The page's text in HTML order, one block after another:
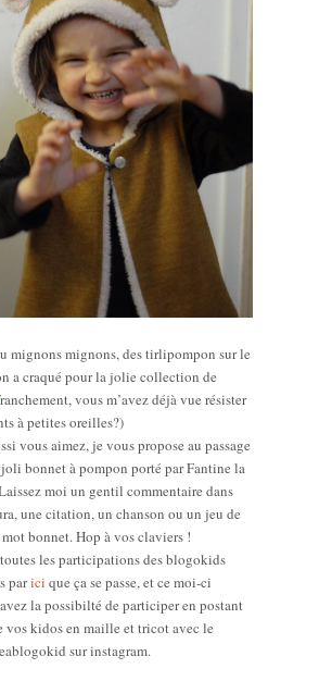
mignons mignons, des tirlipompon sur le
a craqué pour la jolie collection de
vous m’avez déjà vue résister
à petites oreilles?)
vous aimez, je vous propose au passage
bonnet à pompon porté par Fantine la
moi un gentil commentaire dans
une citation, un chanson ou un jeu de
bonnet. Hop à vos claviers !
les participations des blogokids
parici que ça se passe, et ce moi-ci
la possibilté de participer en postant
vos kidos en maille et tricot avec le
sur instagram.